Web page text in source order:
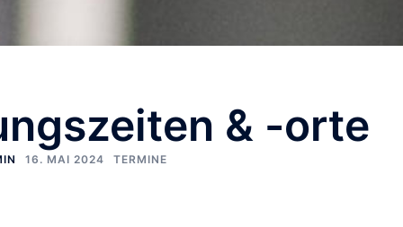
& -orte
16. MAI 2024 TERMINE